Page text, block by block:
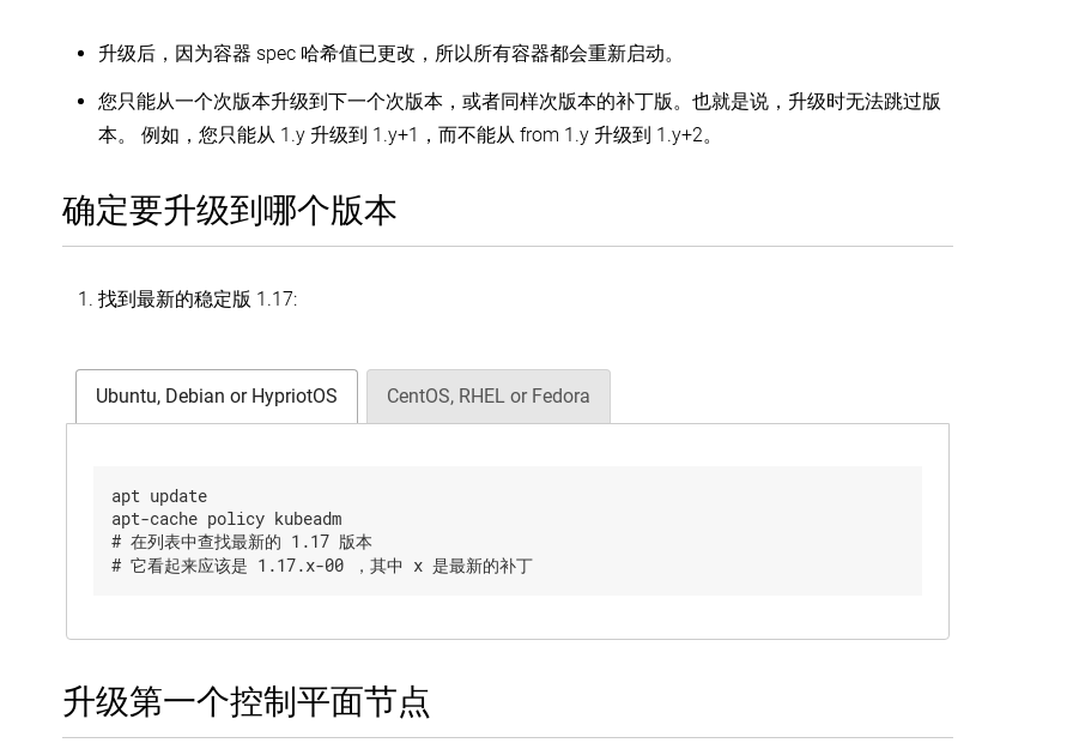
升级后，因为容器 spec 哈希值已更改，所以所有容器都会重新启动。
您只能从一个次版本升级到下一个次版本，或者同样次版本的补丁版。也就是说，升级时无法跳过版
本。 例如，您只能从 1.y 升级到 1.y+1，而不能从 from 1.y 升级到 1.y+2。
确定要升级到哪个版本
找到最新的稳定版 1.17:
Ubuntu, Debian or HypriotOS CentOS, RHEL or Fedora
apt update
apt-cache policy kubeadm
# 在列表中查找最新的 1.17 版本
# 它看起来应该是 1.17.x-00 ，其中 x 是最新的补丁
升级第一个控制平面节点